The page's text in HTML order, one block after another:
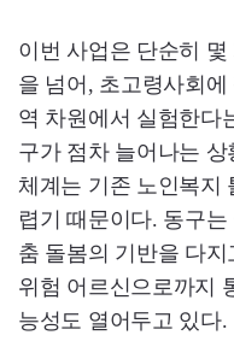
이번 사업은 단순히
을 넘어, 초고령사회에
역 차원에서 실험한다
구가 점차 늘어나는 상
체계는 기존 노인복지
렵기 때문이다. 동구
춤 돌봄의 기반을 다
위험 어르신으로까지
능성도 열어두고 있다.